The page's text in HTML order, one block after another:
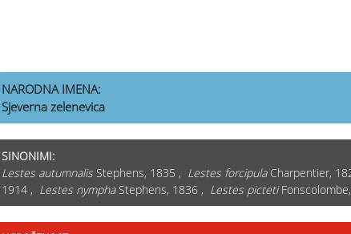
NARODNA IMENA:
Sjeverna zelenevica
SINONIMI:
Lestes autumnalis Stephens, 1835 , Lestes forcipula Charpentier,
1914 , Lestes nymphaStephens, 1836 , Lestes picteti